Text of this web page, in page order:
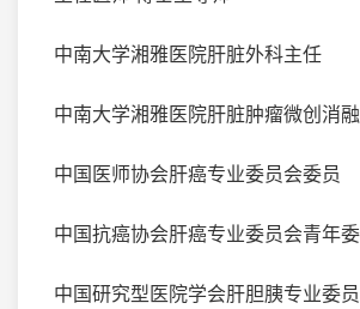
中南大学湘雅医院肝脏外科主任
中南大学湘雅医院肝脏肿瘤微创消
中国医师协会肝癌专业委员会委员
中国抗癌协会肝癌专业委员会青年
中国研究型医院学会肝胆胰专业委